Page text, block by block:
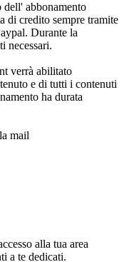
dell' abbonamento
di credito sempre tramite
Durante la
necessari.
verrà abilitato
e di tutti i contenuti
ha durata
mail
alla tua area
a te dedicati.